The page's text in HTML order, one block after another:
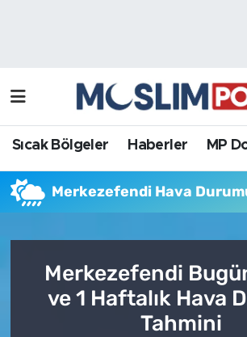
Sıcak Bölgeler Haberler MP
Merkezefendi Hava
Merkezefendi
ve 1 Haftalık Hava
Tahmini
Haberler
MP Dosya
Röportaj Haber
Aylık Bülten